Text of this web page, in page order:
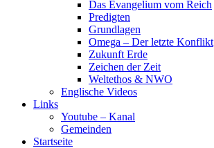
Das Evangelium vom Reich
Predigten
Grundlagen
Omega – Der letzte Konflikt
Zukunft Erde
Zeichen der Zeit
Weltethos & NWO
Englische Videos
Links
Youtube – Kanal
Gemeinden
Startseite